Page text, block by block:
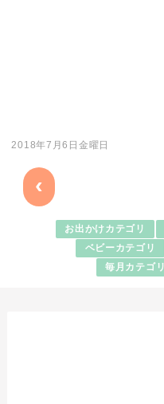
2018年7月6日金曜日
‹
お出かけカテゴリ
ベビーカテゴリ
毎月カテゴリ